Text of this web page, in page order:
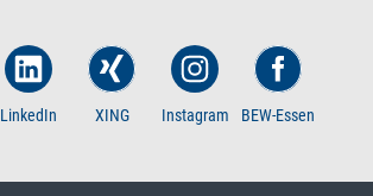
LinkedIn XING Instagram BEW-Essen